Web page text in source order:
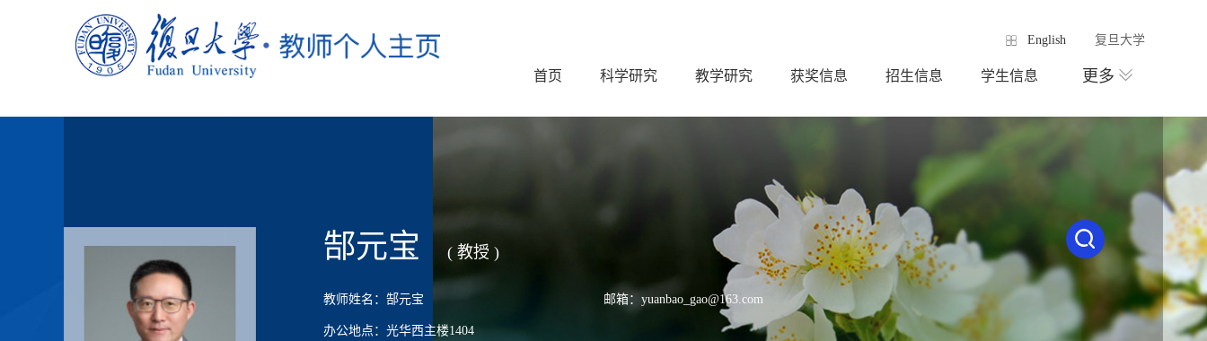
English 复旦大学
首页 科学研究 教学研究 获奖信息 招生信息 学生信息 更多
郜元宝 ( 教授 )
教师姓名：郜元宝
办公地点：光华西主楼1404
邮箱：yuanbao_gao@163.com